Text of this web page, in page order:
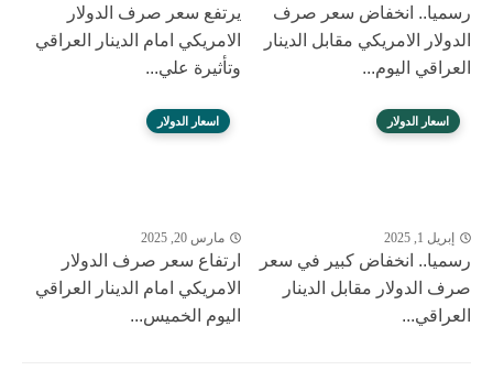
رسميا.. انخفاض سعر صرف
الدولار الامريكي مقابل الدينار
العراقي اليوم...
يرتفع سعر صرف الدولار
الامريكي امام الدينار العراقي
وتأثيرة علي...
اسعار الدولار
إبريل 1, 2025
رسميا.. انخفاض كبير في سعر
صرف الدولار مقابل الدينار
العراقي...
اسعار الدولار
مارس 20, 2025
ارتفاع سعر صرف الدولار
الامريكي امام الدينار العراقي
اليوم الخميس...